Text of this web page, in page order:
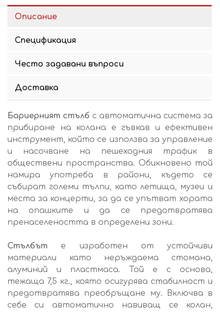
Описание
Спецификация
Често задавани въпроси
Доставка
Бариерният стълб с автоматична система за
прибиране на колана е гъвкав и ефективен
инструмент, който се използва за управление
и насочване на пешеходния трафик в
обществени пространства. Обикновено той
намира употреба в райони, където се
събират големи тълпи, като летища, музеи и
места за концерти, за да се упътват хората
на опашките и да се предотвратява
пренаселеността в определени зони.
Стълбът е изработен от устойчиви
материали като неръждаема стомана,
алуминий и пластмаса. Той е с основа,
тежаща 7,5 кг., която осигурява стабилност и
предотвратява преобръщане му. Включва в
себе си автоматично навиващ се колан,